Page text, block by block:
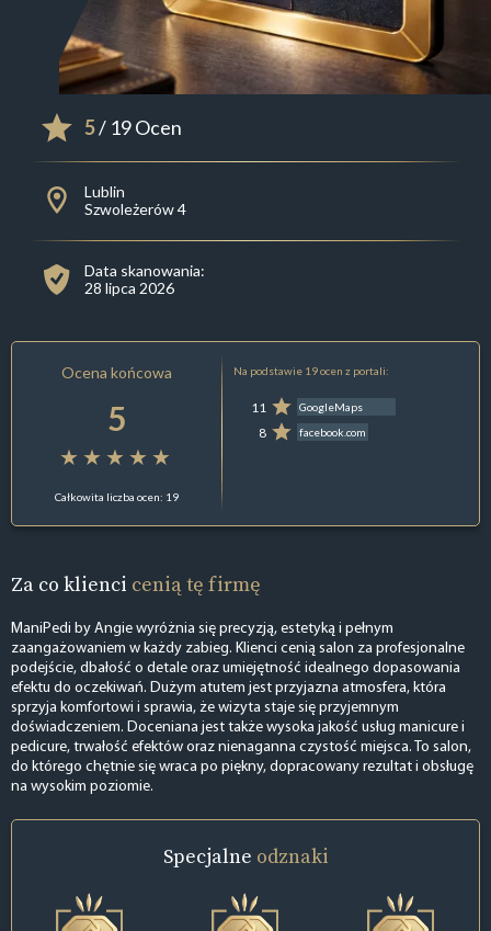
5/ 19 Ocen
Lublin
Szwoleżerów 4
Data skanowania:
28 lipca 2026
Ocena końcowa
5
Całkowita liczba ocen: 19
Na podstawie 19 ocen z portali:
11 GoogleMaps
8 facebook.com
Za co klienci cenią tę firmę
ManiPedi by Angie wyróżnia się precyzją, estetyką i pełnym
zaangażowaniem w każdy zabieg. Klienci cenią salon za profesjonalne
podejście, dbałość o detale oraz umiejętność idealnego dopasowania
efektu do oczekiwań. Dużym atutem jest przyjazna atmosfera, która
sprzyja komfortowi i sprawia, że wizyta staje się przyjemnym
doświadczeniem. Doceniana jest także wysoka jakość usług manicure i
pedicure, trwałość efektów oraz nienaganna czystość miejsca. To salon,
do którego chętnie się wraca po piękny, dopracowany rezultat i obsługę
na wysokim poziomie.
Specjalne odznaki